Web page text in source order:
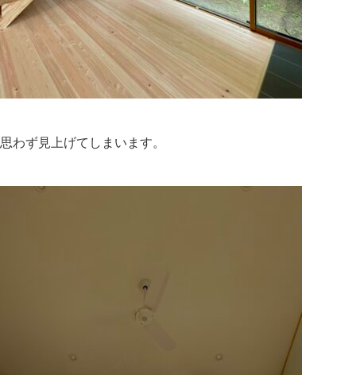
思わず見上げてしまいます。